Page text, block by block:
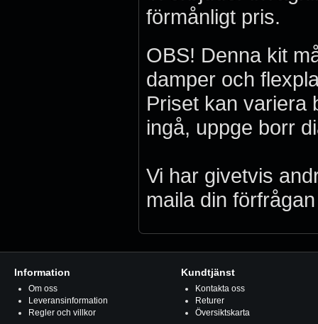
förmånligt pris.
OBS! Denna kit
damper och
Priset kan variera
ingå, uppge borr
Vi har givetvis
maila din
Information
Om oss
Leveransinformation
Regler och villkor
Kundtjänst
Kontakta oss
Returer
Översiktskarta